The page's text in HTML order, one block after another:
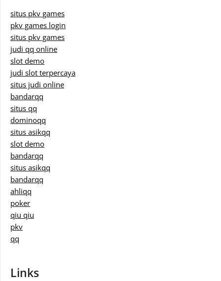
situs pkv games
pkv games login
situs pkv games
judi qq online
slot demo
judi slot terpercaya
situs judi online
bandarqq
situs qq
dominoqq
situs asikqq
slot demo
bandarqq
situs asikqq
bandarqq
ahliqq
poker
qiu qiu
pkv
qq
Links